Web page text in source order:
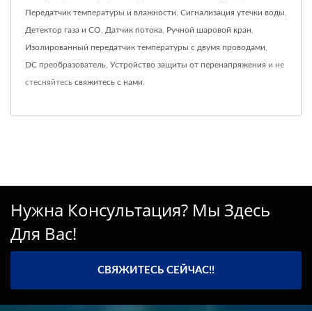
Передатчик температуры и влажности Сигнализация утечки воды
Детектор газа и CO Датчик потока Ручной шаровой кран
Изолированный передатчик температуры с двумя проводами
DC преобразователь Устройство защиты от перенапряжения и не
стесняйтесь свяжитесь с нами
Нужна Консультация? Мы Здесь
Для Вас!
СВЯЖИТЕСЬ СЕЙЧАС!!